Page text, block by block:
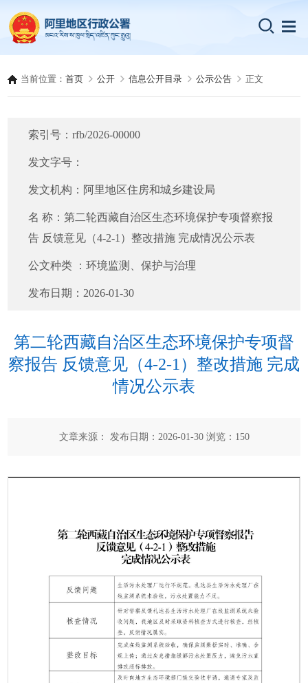
当前位置：首页 公开 信息公开目录 公示公告 正文
索引号：rfb/2026-00000
发文字号：
发文机构： 阿里地区住房和城乡建设局
名 称：第二轮西藏自治区生态环境保护专项督察报
告 反馈意见（4-2-1）整改措施 完成情况公示表
公文种类 ：环境监测、保护与治理
发布日期： 2026-01-30
第二轮西藏自治区生态环境保护专项督
察报告 反馈意见（4-2-1）整改措施 完成
情况公示表
文章来源： 发布日期：2026-01-30 浏览： 150